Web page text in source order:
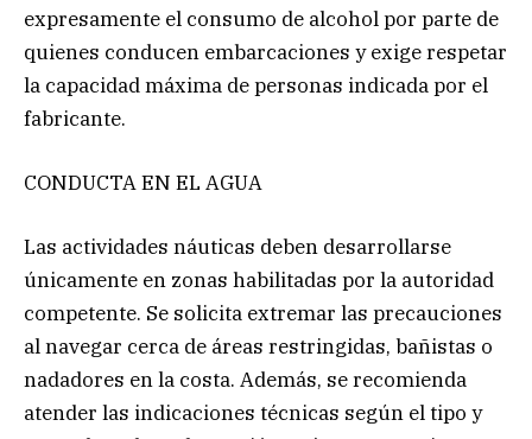
expresamente el consumo de alcohol por parte de
quienes conducen embarcaciones y exige respetar
la capacidad máxima de personas indicada por el
fabricante.
CONDUCTA EN EL AGUA
Las actividades náuticas deben desarrollarse
únicamente en zonas habilitadas por la autoridad
competente. Se solicita extremar las precauciones
al navegar cerca de áreas restringidas, bañistas o
nadadores en la costa. Además, se recomienda
atender las indicaciones técnicas según el tipo y